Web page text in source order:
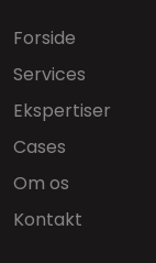
Forside
Services
Ekspertiser
Cases
Om os
Kontakt